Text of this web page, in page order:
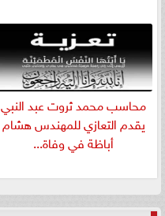
​محاسب محمد ثروت عبد النبي
يقدم التعازي للمهندس هشام
أباظة في وفاة...